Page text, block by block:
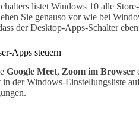
listet Windows 10 alle
Sie genauso vor wie bei
der Desktop-Apps-Schalter
Apps steuern
Google Meet, Zoom im Browser
der Windows-Einstellungsliste